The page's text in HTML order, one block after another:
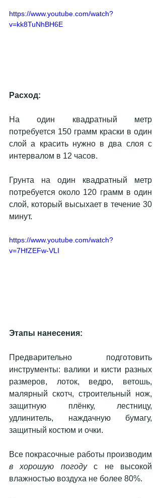
https://www.youtube.com/watch?
v=kk8TuNhBH6E
Расход:
На один квадратный метр
потребуется 150 грамм краски в один
слой а красить нужно в два слоя с
интервалом в 12 часов.
Грунта на один квадратный метр
потребуется около 120 грамм в один
слой, который высыхает в течение 30
минут.
https://www.youtube.com/watch?
v=7HfZEFw-VLI
Этапы нанесения:
Предварительно подготовить
инструменты: валики и кисти разных
размеров, лоток, ведро, ветошь,
малярный скотч, строительный нож,
защитную плёнку, лестницу,
удлинитель, наждачную бумагу,
защитный костюм и очки.
в хорошую погоду с не высокой
влажностью воздуха не более 80%.